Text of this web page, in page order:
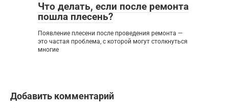
Что делать, если после ремонта
пошла плесень?
Появление плесени после проведения ремонта —
это частая проблема, с которой могут столкнуться
многие
Добавить комментарий